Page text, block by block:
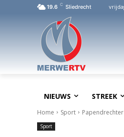
19.6 C Sliedrecht
NIEUWS STREEK
Home Sport
Sport